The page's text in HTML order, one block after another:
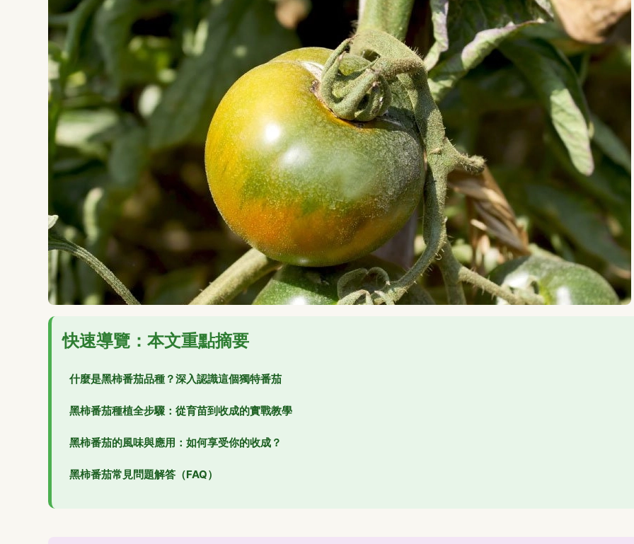
快速導覽：本文重點摘要
什麼是黑柿番茄品種？深入認識這個獨特番茄
黑柿番茄種植全步驟：從育苗到收成的實戰教學
黑柿番茄的風味與應用：如何享受你的收成？
黑柿番茄常見問題解答（FAQ）